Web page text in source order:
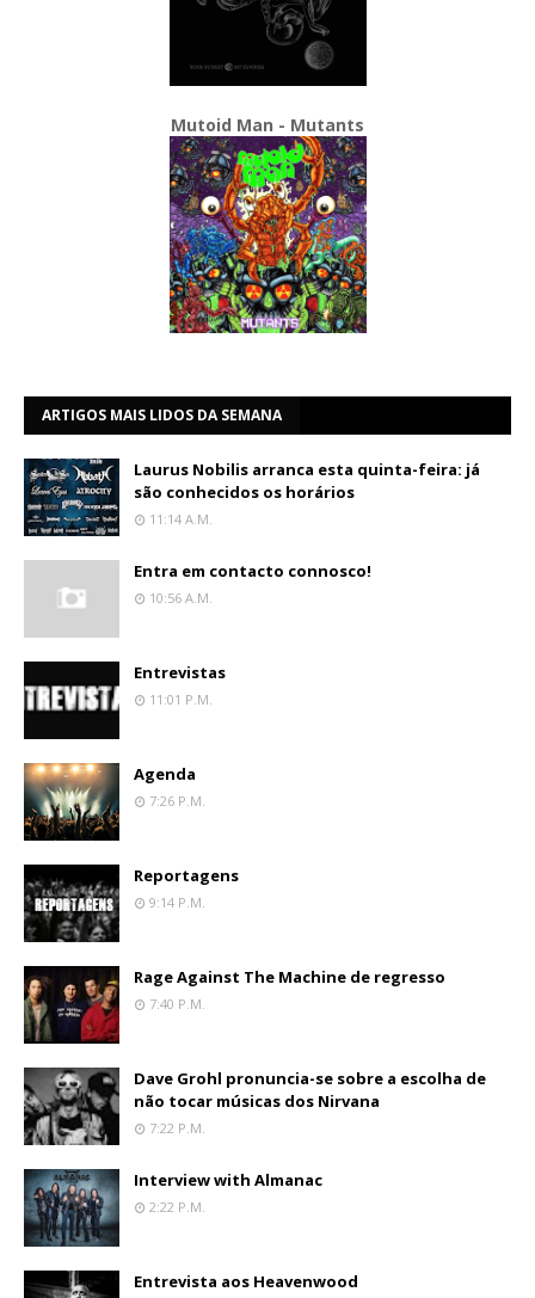
Mutoid Man - Mutants
ARTIGOS MAIS LIDOS DA SEMANA
Laurus Nobilis arranca esta quinta-feira: já
são conhecidos os horários
11:14 A.m.
Entra em contacto connosco!
10:56 A.m.
Entrevistas
11:01 P.m.
Agenda
7:26 P.m.
Reportagens
9:14 P.m.
Rage Against The Machine de regresso
7:40 P.m.
Dave Grohl pronuncia-se sobre a escolha de
não tocar músicas dos Nirvana
7:22 P.m.
Interview with Almanac
2:22 P.m.
Entrevista aos Heavenwood